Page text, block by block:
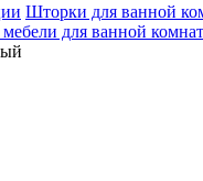
Шторки для ванной
для ванной